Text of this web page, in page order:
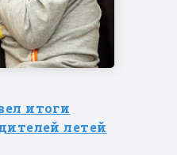
итоги
летей